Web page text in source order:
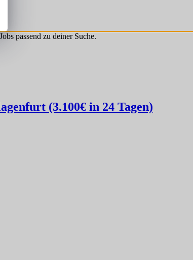
passend zu deiner Suche.
(3.100€ in 24 Tagen)